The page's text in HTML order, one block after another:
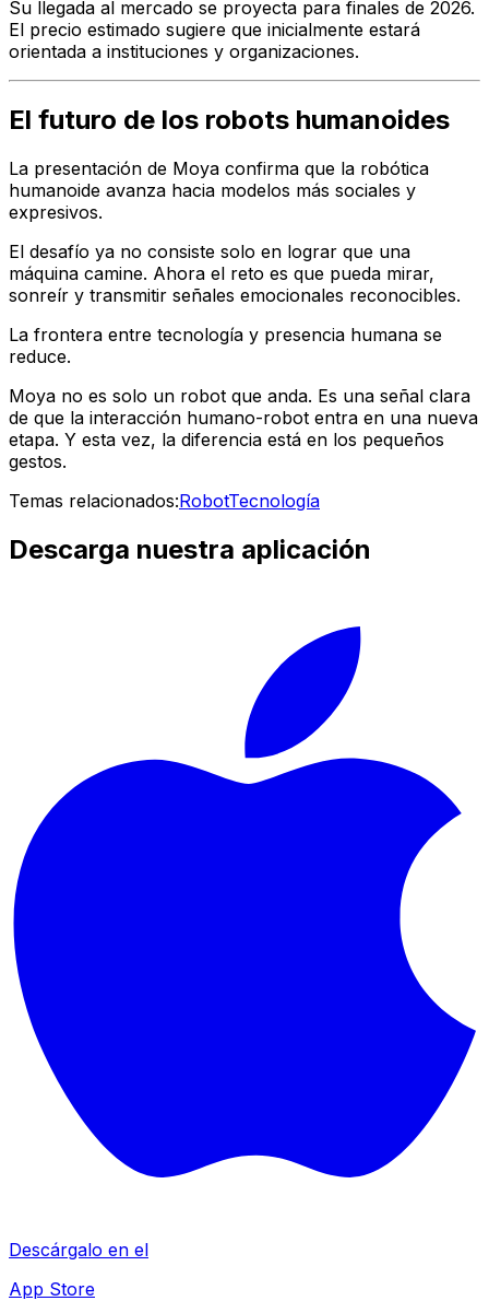
Su llegada al mercado se proyecta para finales de 2026.
El precio estimado sugiere que inicialmente estará
orientada a instituciones y organizaciones.
El futuro de los robots humanoides
La presentación de Moya confirma que la robótica
humanoide avanza hacia modelos más sociales y
expresivos.
El desafío ya no consiste solo en lograr que una
máquina camine. Ahora el reto es que pueda mirar,
sonreír y transmitir señales emocionales reconocibles.
La frontera entre tecnología y presencia humana se
reduce.
Moya no es solo un robot que anda. Es una señal clara
de que la interacción humano-robot entra en una nueva
etapa. Y esta vez, la diferencia está en los pequeños
gestos.
Temas relacionados:RobotTecnología
Descarga nuestra aplicación
Descárgalo en el
App Store